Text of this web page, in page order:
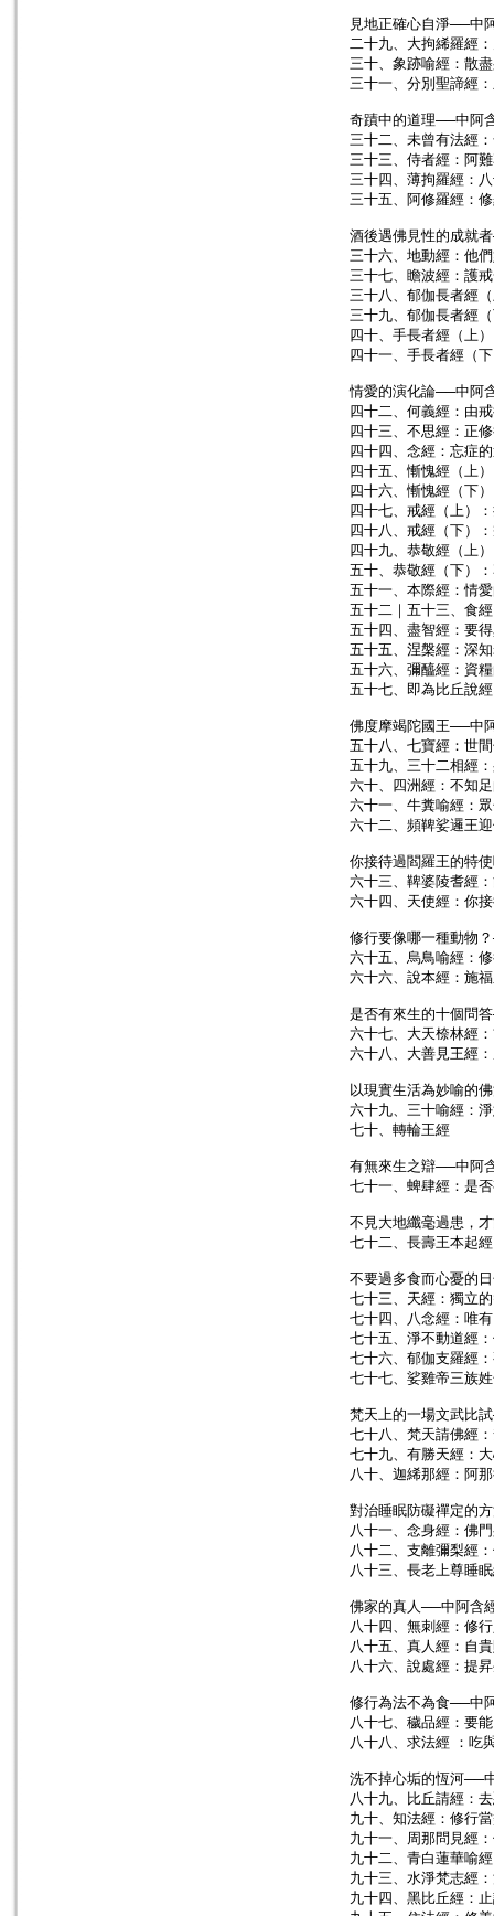
見地正確心自淨──中
二十九、大拘絺羅經
三十、象跡喻經：散
三十一、分別聖諦經
奇蹟中的道理──中阿
三十二、未曾有法經
三十三、侍者經：阿
三十四、薄拘羅經：
三十五、阿修羅經：
酒後遇佛見性的成就
三十六、地動經：他
三十七、瞻波經：護
三十八、郁伽長者經
三十九、郁伽長者經
四十、手長者經（上
四十一、手長者經（
情愛的演化論──中阿
四十二、何義經：由
四十三、不思經：正
四十四、念經：忘症
四十五、慚愧經（上
四十六、慚愧經（下
四十七、戒經（上）
四十八、戒經（下）
四十九、恭敬經（上
五十、恭敬經（下）
五十一、本際經：情
五十二｜五十三、食
五十四、盡智經：要
五十五、涅槃經：深
五十六、彌醯經：資
五十七、即為比丘說
佛度摩竭陀國王──中
五十八、七寶經：世
五十九、三十二相經
六十、四洲經：不知
六十一、牛糞喻經：
六十二、頻鞞娑邏王
你接待過閻羅王的特
六十三、鞞婆陵耆經
六十四、天使經：你
修行要像哪一種動物
六十五、烏鳥喻經：
六十六、說本經：施
是否有來生的十個問
六十七、大天㮈林經
六十八、大善見王經
以現實生活為妙喻的
六十九、三十喻經：
七十、轉輪王經
有無來生之辯──中阿
七十一、蜱肆經：是
不見大地纖毫過患，
七十二、長壽王本起
不要過多食而心憂的
七十三、天經：獨立
七十四、八念經：唯
七十五、淨不動道經
七十六、郁伽支羅經
七十七、娑雞帝三族
梵天上的一場文武比
七十八、梵天請佛經
七十九、有勝天經：
八十、迦絺那經：阿
對治睡眠防礙禪定的
八十一、念身經：佛
八十二、支離彌梨經
八十三、長老上尊睡
佛家的真人──中阿含
八十四、無刺經：修
八十五、真人經：自
八十六、說處經：提
修行為法不為食──中
八十七、穢品經：要
八十八、求法經 ：吃
洗不掉心垢的恆河──
八十九、比丘請經：
九十、知法經：修行
九十一、周那問見經
九十二、青白蓮華喻
九十三、水淨梵志經
九十四、黑比丘經：